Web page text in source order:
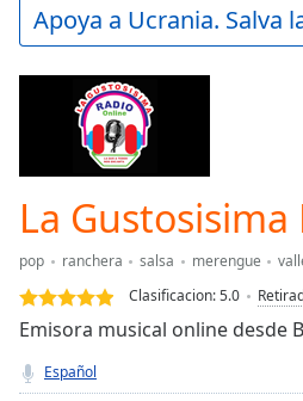
Play
Video
Mute
Current
Time0:00
Duration
Loaded:
0.00%
TypeLIVE
Apoya a Ucrania. Salva
La Gustosisima
pop ranchera salsa merengue
Clasificacion:5.0
Emisora musical online desde
Español